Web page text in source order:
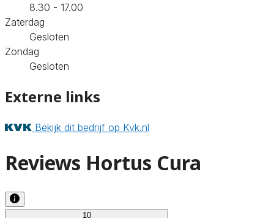
8.30 - 17.00
Zaterdag
Gesloten
Zondag
Gesloten
Externe links
Bekijk dit bedrijf op Kvk.nl
Reviews Hortus Cura
10